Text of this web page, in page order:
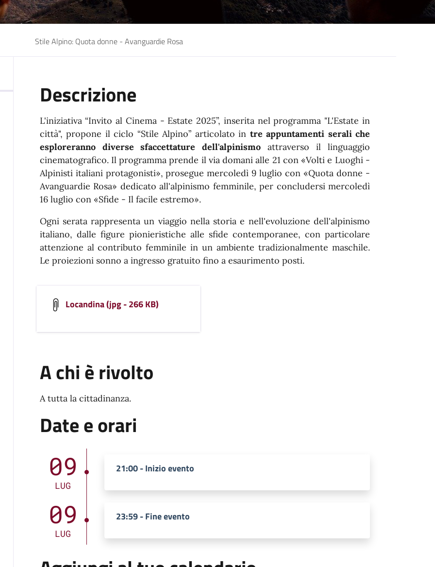
Stile Alpino: Quota donne - Avanguardie Rosa
Descrizione
L'iniziativa “Invito al Cinema - Estate 2025”, inserita nel programma "L'Estate in
città", propone il ciclo “Stile Alpino” articolato in tre appuntamenti serali che
esploreranno diverse sfaccettature dell'alpinismo attraverso il linguaggio
cinematografico. Il programma prende il via domani alle 21 con «Volti e Luoghi -
Alpinisti italiani protagonisti», prosegue mercoledì 9 luglio con «Quota donne -
Avanguardie Rosa» dedicato all'alpinismo femminile, per concludersi mercoledì
16 luglio con «Sfide - Il facile estremo».
Ogni serata rappresenta un viaggio nella storia e nell'evoluzione dell'alpinismo
italiano, dalle figure pionieristiche alle sfide contemporanee, con particolare
attenzione al contributo femminile in un ambiente tradizionalmente maschile.
Le proiezioni sonno a ingresso gratuito fino a esaurimento posti.
Locandina (jpg - 266 KB)
A chi è rivolto
A tutta la cittadinanza.
Date e orari
09
LUG
21:00 - Inizio evento
09
LUG
23:59 - Fine evento